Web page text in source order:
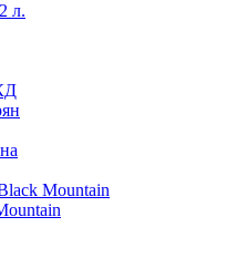
л.
Mountain